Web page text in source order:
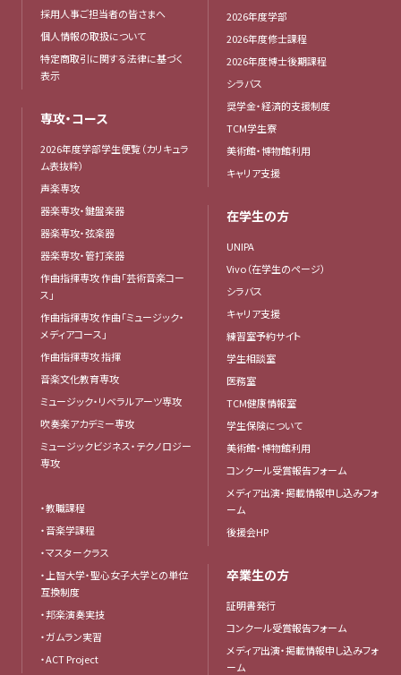
採用人事ご担当者の皆さまへ
個人情報の取扱について
特定商取引に関する法律に基づく
表示
専攻・コース
2026年度学部学生便覧（カリキュラ
ム表抜粋）
声楽専攻
器楽専攻・鍵盤楽器
器楽専攻・弦楽器
器楽専攻・管打楽器
作曲指揮専攻 作曲「芸術音楽コー
ス」
作曲指揮専攻 作曲「ミュージック・
メディアコース」
作曲指揮専攻 指揮
音楽文化教育専攻
ミュージック・リベラルアーツ専攻
吹奏楽アカデミー専攻
ミュージックビジネス・テクノロジー
専攻
・教職課程
・音楽学課程
・マスタークラス
・上智大学・聖心女子大学との単位
互換制度
・邦楽演奏実技
・ガムラン実習
・ACT Project
2026年度学部
2026年度修士課程
2026年度博士後期課程
シラバス
奨学金・経済的支援制度
TCM学生寮
美術館・博物館利用
キャリア支援
在学生の方
UNIPA
Vivo（在学生のページ）
シラバス
キャリア支援
練習室予約サイト
学生相談室
医務室
TCM健康情報室
学生保険について
美術館・博物館利用
コンクール受賞報告フォーム
メディア出演・掲載情報申し込みフォ
ーム
後援会HP
卒業生の方
証明書発行
コンクール受賞報告フォーム
メディア出演・掲載情報申し込みフォ
ーム